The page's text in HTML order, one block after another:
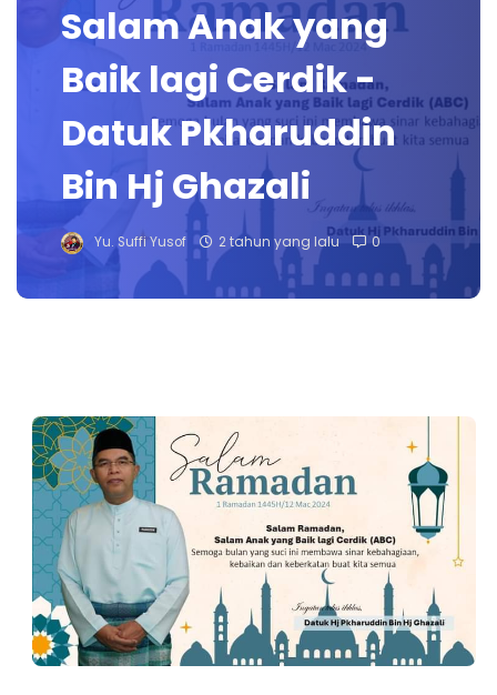
Salam Anak yang
Baik lagi Cerdik -
Datuk Pkharuddin
Bin Hj Ghazali
Yu. Suffi Yusof 2 tahun yang lalu 0